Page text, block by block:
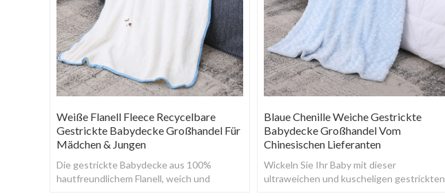
Weiße Flanell Fleece Recycelbare
Gestrickte Babydecke Großhandel Für
Mädchen & Jungen
Die gestrickte Babydecke aus 100%
hautfreundlichem Flanell, weich und
Blaue Chenille Weiche Gestrickte
Babydecke Großhandel Vom
Chinesischen Lieferanten
Wickeln Sie Ihr Baby mit dieser
ultraweichen und kuscheligen gestrickten